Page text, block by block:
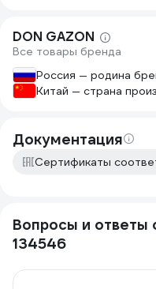
DON GAZON
Все товары бренда
Россия — родина
Китай — страна
Документация
Сертификаты
Вопросы и ответы
134546